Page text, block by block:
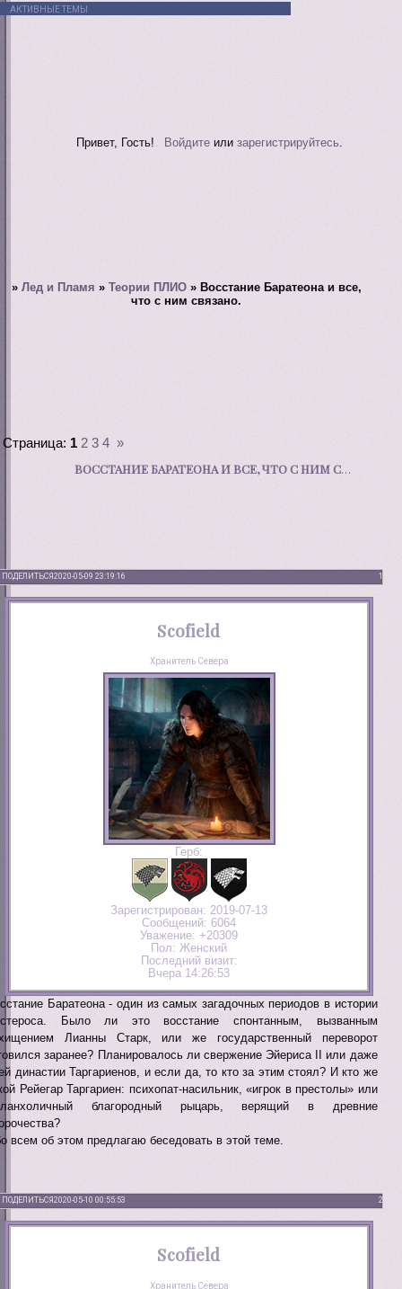
АКТИВНЫЕ ТЕМЫ
Привет, Гость! Войдитеили зарегистрируйтесь.
» Лед и Пламя » Теории ПЛИО » Восстание Баратеона и все,
что с ним связано.
ВОССТАНИЕ БАРАТЕОНА И ВСЕ, ЧТО С НИМ СВЯЗАНО.
Страница: 1 2 3 4 »
ПОДЕЛИТЬСЯ 1
2020-05-09 23:19:16
Scofield
Хранитель Севера
Герб:
Зарегистрирован: 2019-07-13
Сообщений: 6064
Уважение: +20309
Пол: Женский
Последний визит:
Вчера 14:26:53
Баратеона - один из самых загадочных периодов в истории
Было ли это восстание спонтанным, вызванным
Лианны Старк, или же государственный переворот
заранее? Планировалось ли свержение Эйериса II или даже
династии Таргариенов, и если да, то кто за этим стоял? И кто же
Рейегар Таргариен: психопат-насильник, «игрок в престолы» или
благородный рыцарь, верящий в древние
всем об этом предлагаю беседовать в этой теме.
ПОДЕЛИТЬСЯ 2
2020-05-10 00:55:53
Scofield
Хранитель Севера